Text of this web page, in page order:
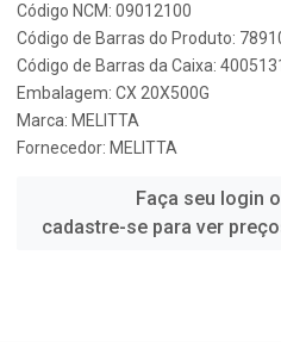
Código NCM: 09012100
Código de Barras do Produto:
Código de Barras da Caixa:
Embalagem: CX 20X500G
Marca: MELITTA
Fornecedor: MELITTA
Faça seu login
cadastre-se para ver